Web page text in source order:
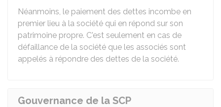
Néanmoins, le paiement des dettes incombe en
premier lieu à la société qui en répond sur son
patrimoine propre. C'est seulement en cas de
défaillance de la société que les associés sont
appelés à répondre des dettes de la société.
Gouvernance de la SCP